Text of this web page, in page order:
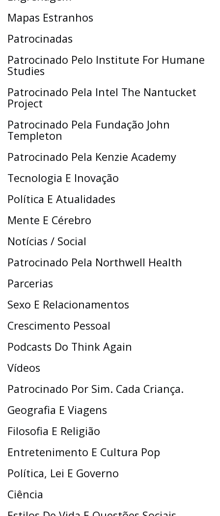
Mapas Estranhos
Patrocinadas
Patrocinado Pelo Institute For Humane
Studies
Patrocinado Pela Intel The Nantucket
Project
Patrocinado Pela Fundação John
Templeton
Patrocinado Pela Kenzie Academy
Tecnologia E Inovação
Política E Atualidades
Mente E Cérebro
Notícias / Social
Patrocinado Pela Northwell Health
Parcerias
Sexo E Relacionamentos
Crescimento Pessoal
Podcasts Do Think Again
Vídeos
Patrocinado Por Sim. Cada Criança.
Geografia E Viagens
Filosofia E Religião
Entretenimento E Cultura Pop
Política, Lei E Governo
Ciência